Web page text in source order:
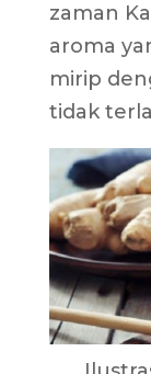
zaman
aroma
mirip
tidak